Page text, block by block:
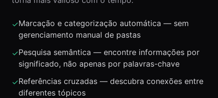
✓Marcação e categorização automática — sem
gerenciamento manual de pastas
✓Pesquisa semântica — encontre informações por
significado, não apenas por palavras-chave
✓Referências cruzadas — descubra conexões entre
diferentes tópicos